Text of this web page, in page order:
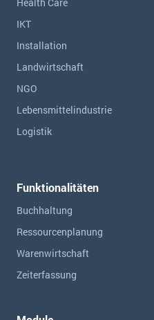
IKT
Installation
Landwirtschaft
NGO
Lebensmittelindustrie
Logistik
Funktionalitäten
Buchhaltung
Ressourcen­planung
Warenwirtschaft
Zeiterfassung